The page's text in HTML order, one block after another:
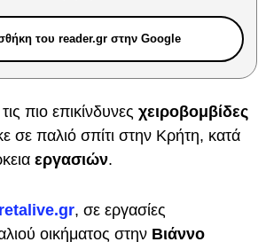
του reader.gr στην Google
πιο επικίνδυνες χειροβομβίδες
σε παλιό σπίτι στην Κρήτη, κατά
εργασιών.
, σε εργασίες
οικήματος στην Βιάννο